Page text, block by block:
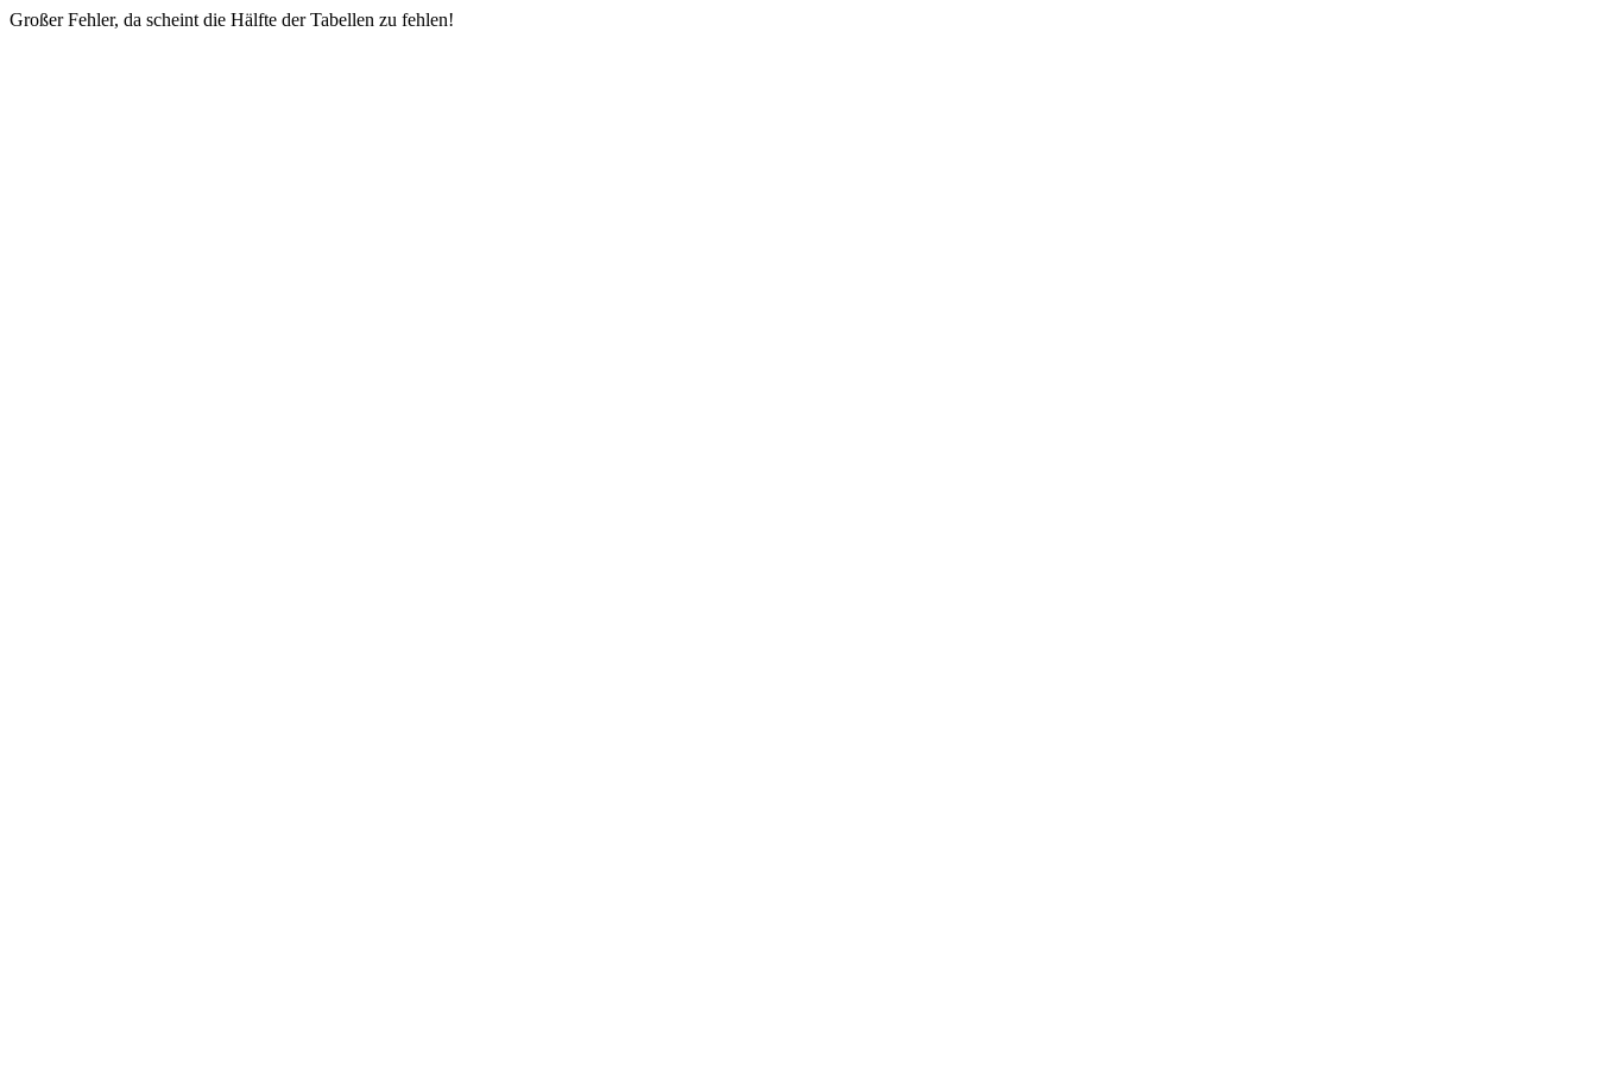
Großer Fehler, da scheint die Hälfte der Tabellen zu fehlen!